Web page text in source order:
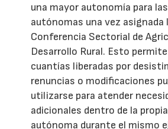
una mayor autonomía para
autónomas una vez asignada
Conferencia Sectorial de
Desarrollo Rural. Esto
cuantías liberadas por
renuncias o modificaciones
utilizarse para atender
adicionales dentro de la
autónoma durante el mismo